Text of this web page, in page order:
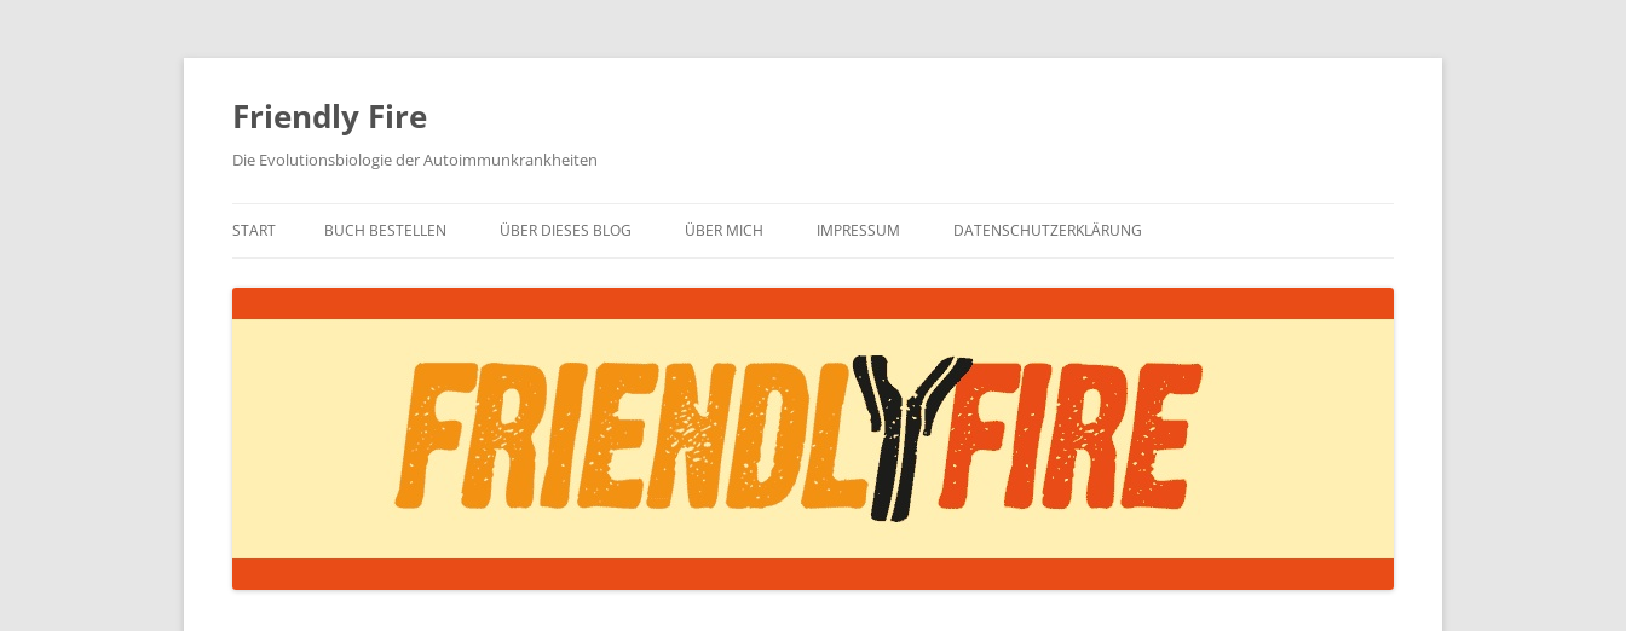
Zum
springen
Friendly Fire
Die Evolutionsbiologie der Autoimmunkrankheiten
START BUCH BESTELLEN ÜBER DIESES BLOG ÜBER MICH IMPRESSUM DATENSCHUTZERKLÄRUNG